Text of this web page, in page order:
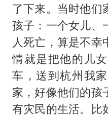
了下来。当时他们
孩子：一个女儿、
人死亡，算是不幸
情就是把他的儿
车，送到杭州我
家，好像他们的孩
有灾民的生活。比